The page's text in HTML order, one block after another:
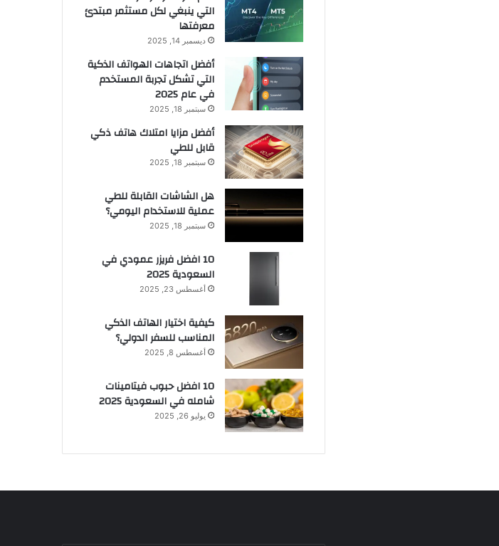
التي ينبغي لكل مستثمر مبتدئ
معرفتها
ديسمبر 14, 2025
أفضل اتجاهات الهواتف الذكية
التي تشكل تجربة المستخدم
في عام 2025
سبتمبر 18, 2025
أفضل مزايا امتلاك هاتف ذكي
قابل للطي
سبتمبر 18, 2025
هل الشاشات القابلة للطي
عملية للاستخدام اليومي؟
سبتمبر 18, 2025
10 افضل فريزر عمودي​ في
السعودية​ 2025
أغسطس 23, 2025
كيفية اختيار الهاتف الذكي
المناسب للسفر الدولي؟
أغسطس 8, 2025
10 افضل حبوب فيتامينات
شامله​ في السعودية 2025
يوليو 26, 2025